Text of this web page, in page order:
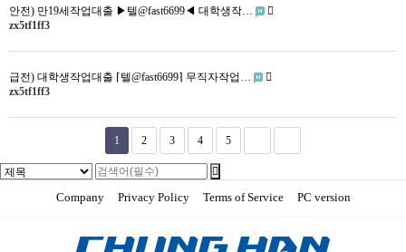
안전) 만19세작업대출 ▶텔@fast6699◀ 대학생작…
zx5tf1ff3
급전) 대학생작업대출 ⌈텔@fast6699⌉ 무직자작업…
zx5tf1ff3
1 2 3 4 5
Company Privacy Policy Terms of Service PC version